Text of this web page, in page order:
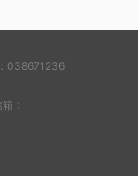
038671236
：